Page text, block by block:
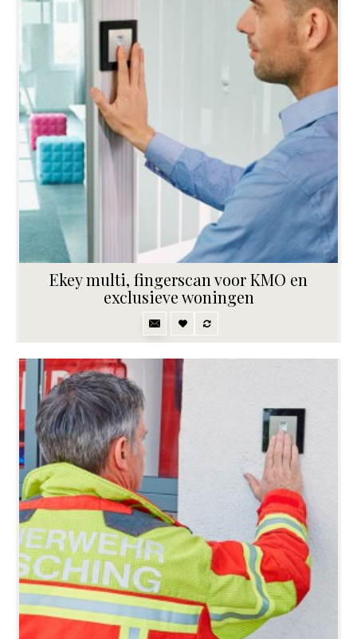
Ekey multi, fingerscan voor KMO en
exclusieve woningen